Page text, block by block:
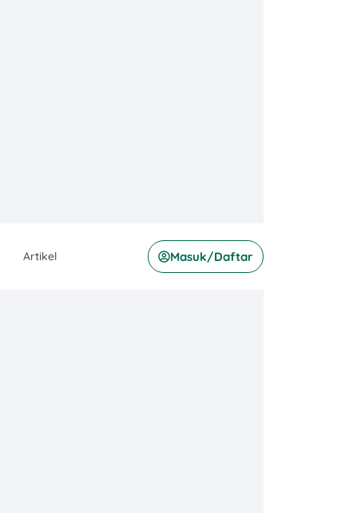
Artikel Masuk/Daftar